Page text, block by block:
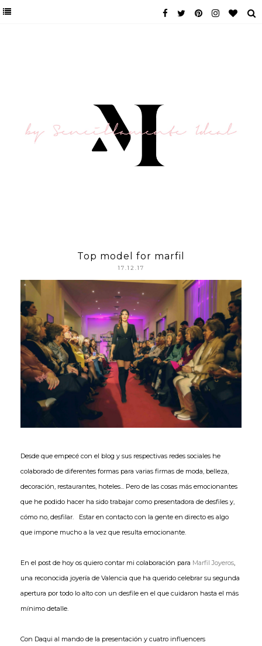
Top model for marfil
17.12.17
Desde que empecé con el blog y sus respectivas redes sociales he
colaborado de diferentes formas para varias firmas de moda, belleza,
decoración, restaurantes, hoteles... Pero de las cosas más emocionantes
que he podido hacer ha sido trabajar como presentadora de desfiles y,
cómo no, desfilar. Estar en contacto con la gente en directo es algo
que impone mucho a la vez que resulta emocionante.
En el post de hoy os quiero contar mi colaboración para Marfil Joyeros,
una reconocida joyería de Valencia que ha querido celebrar su segunda
apertura por todo lo alto con un desfile en el que cuidaron hasta el más
mínimo detalle.
Con Daqui al mando de la presentación y cuatro influencers